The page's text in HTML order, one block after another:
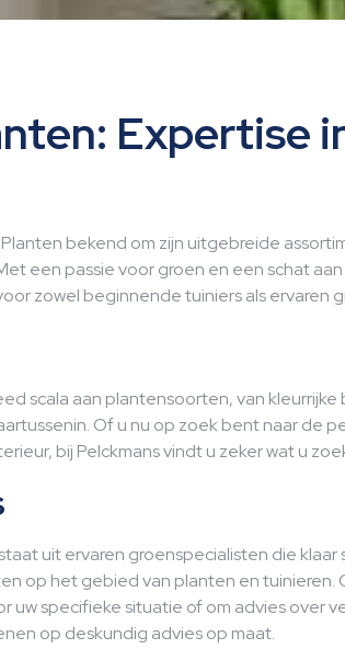
Expertise
bekend om zijn uitgebreide
een passie voor groen en een schat aan
zowel beginnende tuiniers als ervaren
scala aan plantensoorten, van
Of u nu op zoek bent naar de
bij Pelckmans vindt u zeker wat u
uit ervaren groenspecialisten die klaar
op het gebied van planten en tuinieren.
uw specifieke situatie of om advies over
op deskundig advies op maat.